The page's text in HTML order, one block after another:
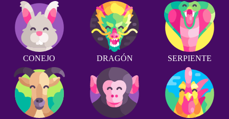
CONEJO DRAGÓN SERPIENTE